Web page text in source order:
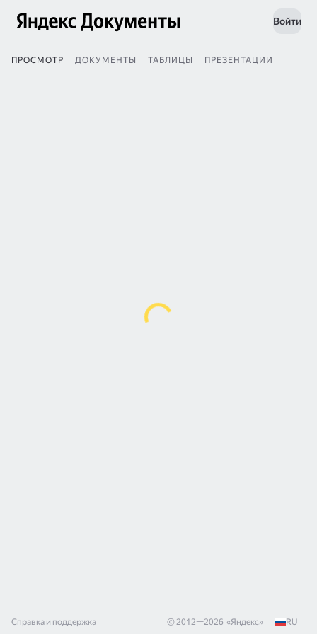
Войти
ПРОСМОТР ДОКУМЕНТЫ ТАБЛИЦЫ ПРЕЗЕНТАЦИИ
Справка и поддержка © 2012—2026 «Яндекс» RU